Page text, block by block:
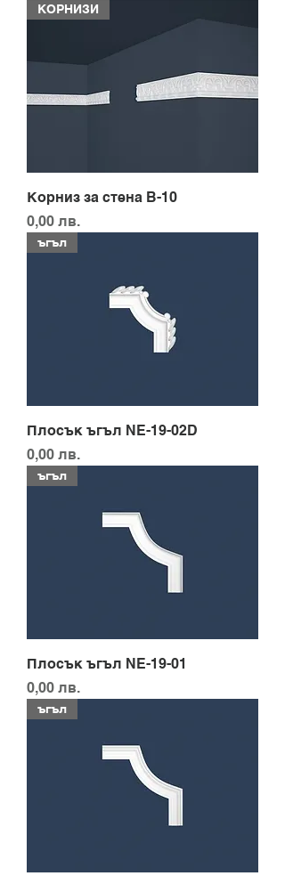
КОРНИЗИ
Корниз за стена B-10
Цена
0,00 лв.
ъгъл
Плосък ъгъл NE-19-02D
Цена
0,00 лв.
ъгъл
Плосък ъгъл NE-19-01
Цена
0,00 лв.
ъгъл